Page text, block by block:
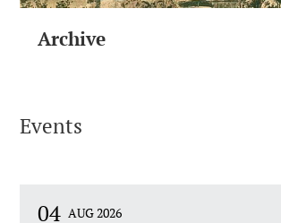
Archive
Events
04 AUG 2026